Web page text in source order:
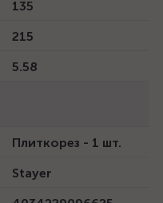
135
215
5.58
Плиткорез - 1 шт.
Stayer